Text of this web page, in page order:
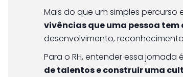
Mais do que um simples
vivências que uma pessoa tem
desenvolvimento,
Para o RH, entender essa jornada é
de talentos e construir uma